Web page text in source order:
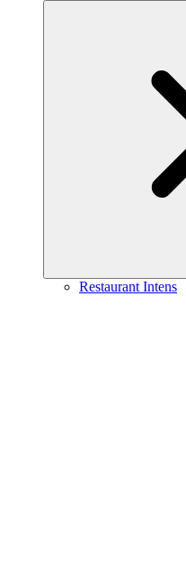
Restaurant Intens